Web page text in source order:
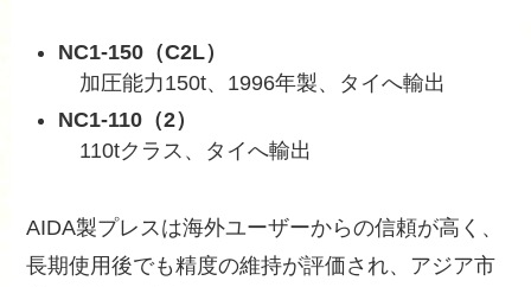
NC1-150（C2L）
加圧能力150t、1996年製、タイへ輸出
NC1-110（2）
110tクラス、タイへ輸出
AIDA製プレスは海外ユーザーからの信頼が高く、
長期使用後でも精度の維持が評価され、アジア市